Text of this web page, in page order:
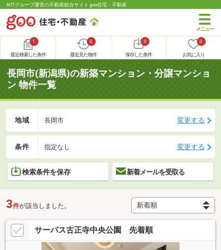
NTTグループ運営の不動産総合サイト goo住宅・不動産
1
最近検索した条件
0
最近見た物件
0
保存した条件
0
お気に入り
長岡市(新潟県)の新築マンション・分譲マンショ
ン 物件一覧
地域 長岡市 変更する
条件 指定なし 変更する
検索条件を保存 新着メールを受取る
3件が該当しました。
サーパス古正寺中央公園 先着順